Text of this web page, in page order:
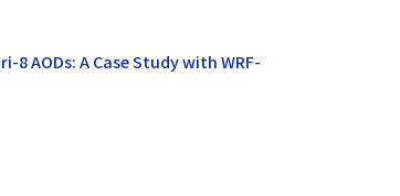
AODs: A Case Study with WRF-